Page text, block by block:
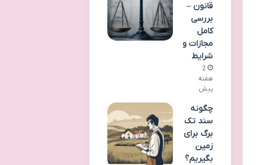
قانون –
بررسی
کامل
مجازات و
شرایط
2
هفته
پیش
چگونه
سند تک
برگ برای
زمین
بگیریم؟